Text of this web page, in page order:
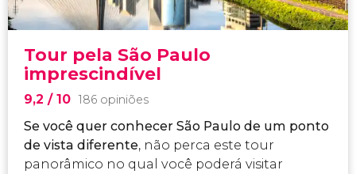
Tour pela São Paulo
imprescindível
9,2 / 10 186 opiniões
Se você quer conhecer São Paulo de um ponto
de vista diferente, não perca este tour
panorâmico no qual você poderá visitar